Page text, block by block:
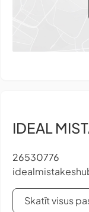
IDEAL
26530776
Skatīt visus